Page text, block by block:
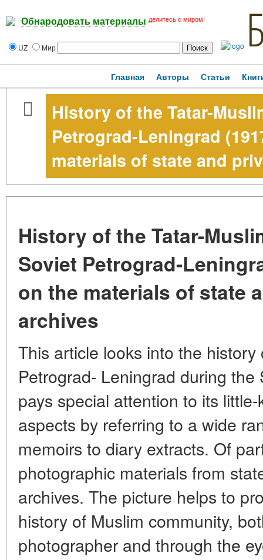
Обнародовать материалы делитесь с миром!
UZ Мир
Главная Авторы Статьи
History of the Tatar-
Petrograd-Leningrad
materials of state and
History of the Tatar-
Soviet Petrograd-
on the materials of state
archives
This article looks into the
Petrograd- Leningrad during
pays special attention to its
aspects by referring to a wide
memoirs to diary extracts. Of
photographic materials from
archives. The picture helps to
history of Muslim community,
photographer and through the